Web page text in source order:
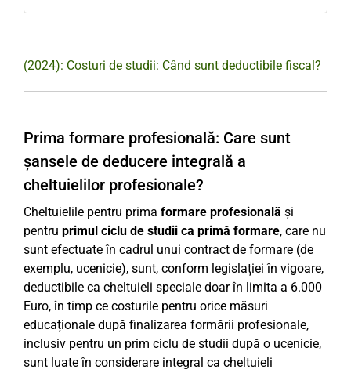
(2024): Costuri de studii: Când sunt deductibile fiscal?
Prima formare profesională: Care sunt
șansele de deducere integrală a
cheltuielilor profesionale?
Cheltuielile pentru prima formare profesională și
pentru primul ciclu de studii ca primă formare, care nu
sunt efectuate în cadrul unui contract de formare (de
exemplu, ucenicie), sunt, conform legislației în vigoare,
deductibile ca cheltuieli speciale doar în limita a 6.000
Euro, în timp ce costurile pentru orice măsuri
educaționale după finalizarea formării profesionale,
inclusiv pentru un prim ciclu de studii după o ucenicie,
sunt luate în considerare integral ca cheltuieli